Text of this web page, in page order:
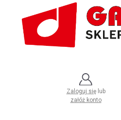
Zaloguj się lub
załóż konto